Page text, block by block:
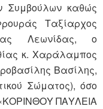
Συμβούλων καθώς
Ταξίαρχος
Λεωνίδας, ο
κ. Χαράλαμπος
Βασίλης,
Σώματος), όσο
ΠΑΥΛΕΙΑ